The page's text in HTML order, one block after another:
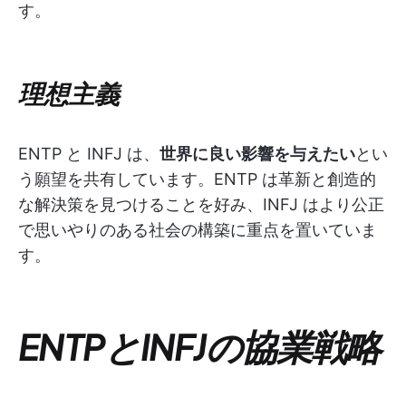
す。
理想主義
ENTP と INFJ は、 世界に良い影響を与えたいとい
う願望を共有しています。ENTP は革新と創造的
な解決策を見つけることを好み、INFJ はより公正
で思いやりのある社会の構築に重点を置いていま
す。
ENTPとINFJの協業戦略